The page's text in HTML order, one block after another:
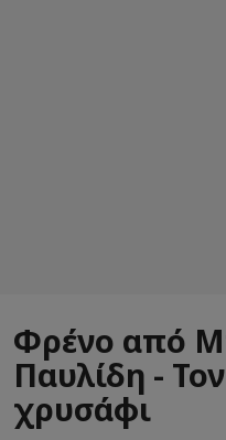
Φρένο από
Παυλίδη -
χρυσάφι